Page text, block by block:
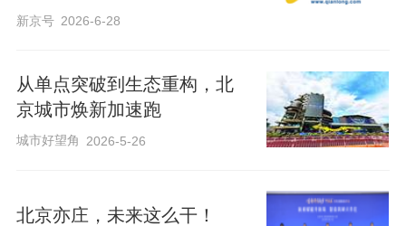
新京号 2026-6-28
从单点突破到生态重构，北
京城市焕新加速跑
城市好望角 2026-5-26
北京亦庄，未来这么干！